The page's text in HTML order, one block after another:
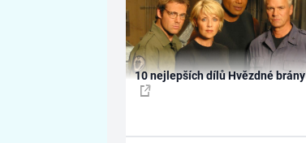
10 nejlepších dílů Hvězdné brány